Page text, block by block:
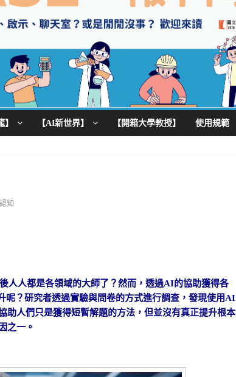
】 【AI新世界】 【開箱大學教授】 使用規範
知
人人都是各領域的大師了？然而，透過AI的協助獲得各
？研究者透過實驗與問卷的方式進行調查，發現使用AI
人們只是獲得短暫解題的方法，但並沒有真正提升根本
之一。